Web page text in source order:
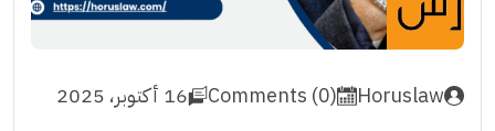
Horuslaw
Comments (0) 16 أكتوبر، 2025